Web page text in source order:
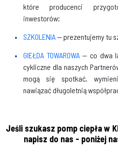
które producenci
inwestorów;
SZKOLENIA— prezentujemy tu
GIEŁDA TOWAROWA — co dwa
cykliczne dla naszych
mogą się spotkać,
nawiązać długoletnią
Jeśli szukasz pomp ciepła w
napisz do nas - poniżej